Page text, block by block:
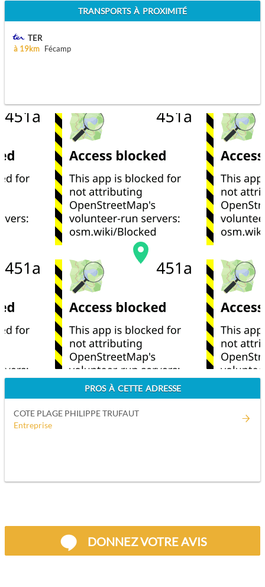
TRANSPORTS À PROXIMITÉ
TER
à 19km
Fécamp
PROS À CETTE ADRESSE
COTE PLAGE PHILIPPE TRUFAUT
Entreprise
DONNEZ VOTRE AVIS